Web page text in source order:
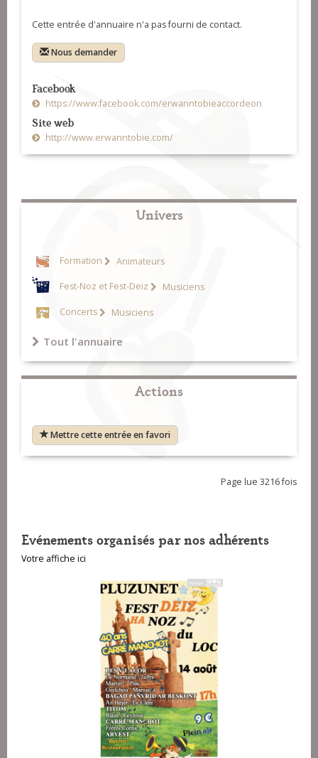
Cette entrée d'annuaire n'a pas fourni de contact.
Nous demander
Facebook
https://www.facebook.com/erwanntobieaccordeon
Site web
http://www.erwanntobie.com/
Univers
Formation Animateurs
Fest-Noz et Fest-Deiz Musiciens
Concerts Musiciens
Tout l'annuaire
Actions
Mettre cette entrée en favori
Page lue 3216 fois
Evénements organisés par nos adhérents
Votre affiche ici